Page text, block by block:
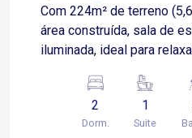
Com 224m² de terreno
área construída, sala de estar ampla e bem
iluminada, ideal para
reservado e acolhedor
espaçosa, além de banheiro social e lavabo, A
2
Dorm.
1
Suite